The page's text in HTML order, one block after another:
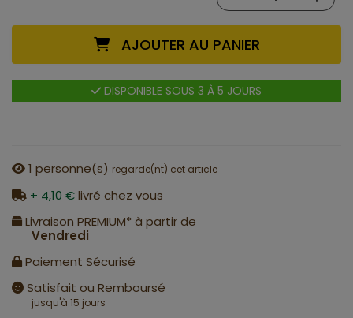
AJOUTER AU PANIER
DISPONIBLE SOUS 3 À 5 JOURS
1 personne(s) regarde(nt) cet article
+ 4,10 €livré chez vous
Livraison PREMIUM* à partir de
Vendredi
Paiement Sécurisé
Satisfait ou Remboursé
jusqu'à 15 jours